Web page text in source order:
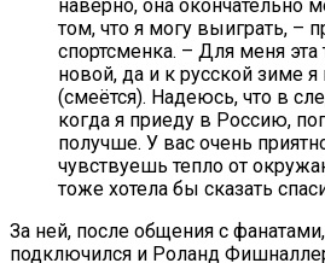
наверно, она окончательно
том, что я могу выиграть, –
спортсменка. – Для меня эта
новой, да и к русской зиме
(смеётся). Надеюсь, что в
когда я приеду в Россию,
получше. У вас очень
чувствуешь тепло от
тоже хотела бы сказать
За ней, после общения с
подключился и Роланд